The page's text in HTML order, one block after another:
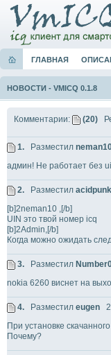
ГЛАВНАЯ
НОВОСТИ - VMICQ 0.1.8
Комментарии: (20)
1. Разместил
админ! Не работает без
2. Разместил acidpunk
[b]2neman10 ,[/b]
UIN это твой номер icq
[b]2Admin,[/b]
Когда можно ожидать
3. Разместил
nokia 6260 виснет на
4. Разместил eugen
При установке
Почему?